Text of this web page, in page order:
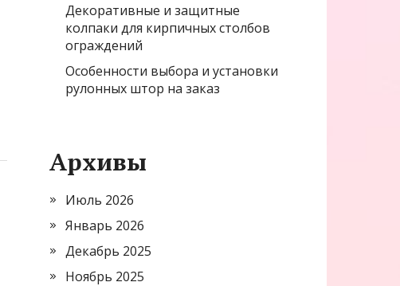
Декоративные и защитные
колпаки для кирпичных столбов
ограждений
Особенности выбора и установки
рулонных штор на заказ
Архивы
Июль 2026
Январь 2026
Декабрь 2025
Ноябрь 2025